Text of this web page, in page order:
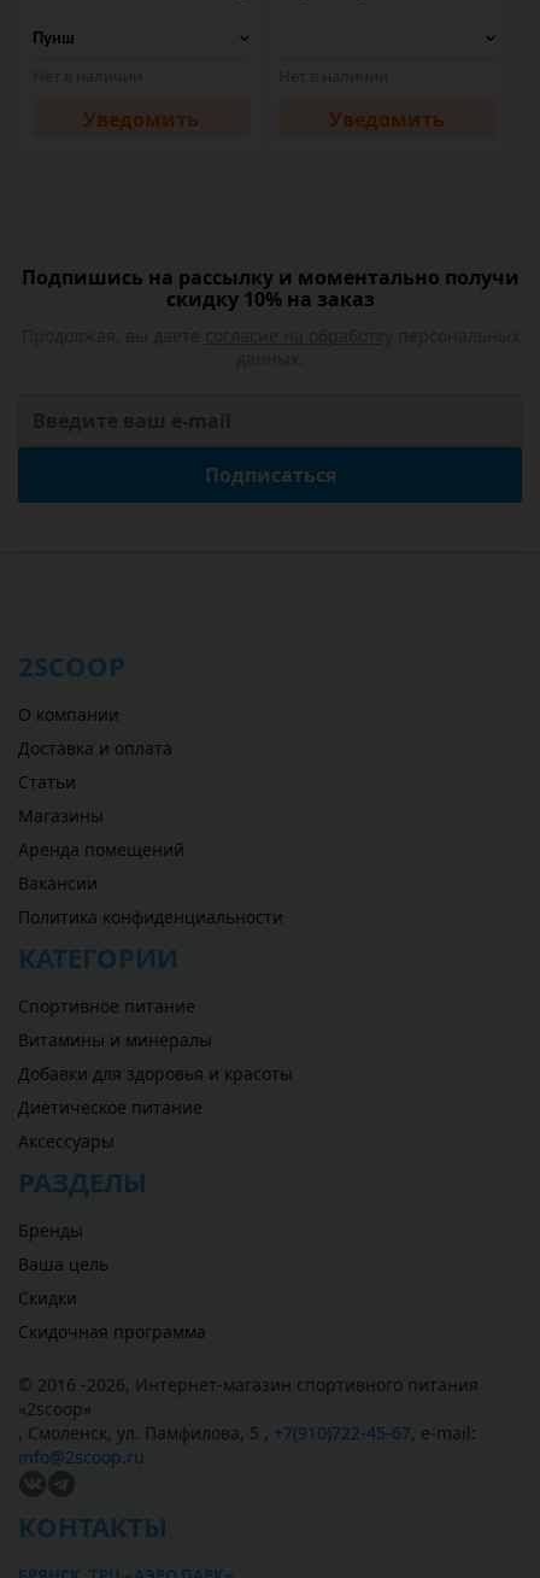
Уведомить Уведомить
Подпишись на рассылку и моментально получи
скидку 10% на заказ
Подписаться
2SCOOP
О компании
Доставка и оплата
Статьи
Магазины
Аренда помещений
Вакансии
Политика конфиденциальности
КАТЕГОРИИ
Спортивное питание
Витамины и минералы
Добавки для здоровья и красоты
Диетическое питание
Аксессуары
РАЗДЕЛЫ
Бренды
Ваша цель
Скидки
Скидочная программа
© 2016 -2026, Интернет-магазин спортивного питания
«2scoop»
, Смоленск, ул. Памфилова, 5 , +7(910)722-45-67, e-mail:
info@2scoop.ru
КОНТАКТЫ